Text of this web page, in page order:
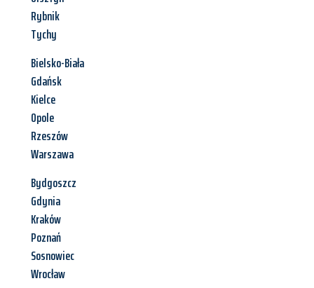
Rybnik
Tychy
Bielsko-Biała
Gdańsk
Kielce
Opole
Rzeszów
Warszawa
Bydgoszcz
Gdynia
Kraków
Poznań
Sosnowiec
Wrocław